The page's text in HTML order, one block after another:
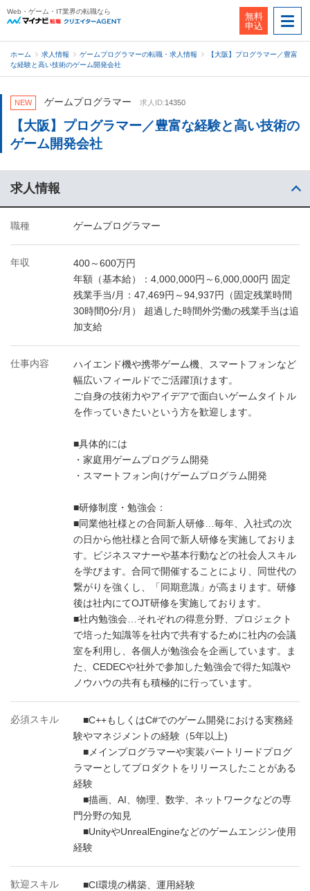
Web・ゲーム・IT業界の転職なら
無料
申込
ホーム 求人情報 ゲームプログラマーの転職・求人情報
【大阪】プログラマー／豊富
な経験と高い技術のゲーム開発会社
NEW ゲームプログラマー 求人ID:14350
【大阪】プログラマー／豊富な経験と高い技術の
ゲーム開発会社
求人情報
職種 ゲームプログラマー
年収
400～600万円
年額（基本給）：4,000,000円～6,000,000円 固定
残業手当/月：47,469円～94,937円（固定残業時間
30時間0分/月） 超過した時間外労働の残業手当は追
加支給
仕事内容
ハイエンド機や携帯ゲーム機、スマートフォンなど
幅広いフィールドでご活躍頂けます。
ご自身の技術力やアイデアで面白いゲームタイトル
を作っていきたいという方を歓迎します。
■具体的には
・家庭用ゲームプログラム開発
・スマートフォン向けゲームプログラム開発
■研修制度・勉強会：
■同業他社様との合同新人研修…毎年、入社式の次
の日から他社様と合同で新人研修を実施しておりま
す。ビジネスマナーや基本行動などの社会人スキル
を学びます。合同で開催することにより、同世代の
繋がりを強くし、「同期意識」が高まります。研修
後は社内にてOJT研修を実施しております。
■社内勉強会…それぞれの得意分野、プロジェクト
で培った知識等を社内で共有するために社内の会議
室を利用し、各個人が勉強会を企画しています。ま
た、CEDECや社外で参加した勉強会で得た知識や
ノウハウの共有も積極的に行っています。
必須スキル
■C++もしくはC#でのゲーム開発における実務経
験やマネジメントの経験（5年以上)
■メインプログラマーや実装パートリードプログ
ラマーとしてプロダクトをリリースしたことがある
経験
■描画、AI、物理、数学、ネットワークなどの専
門分野の知見
■UnityやUnrealEngineなどのゲームエンジン使用
経験
歓迎スキル
■CI環境の構築、運用経験